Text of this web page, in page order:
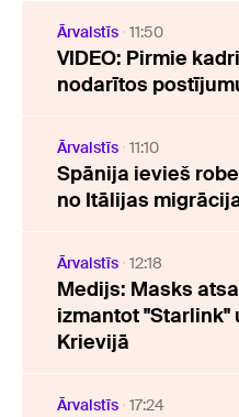
Ārvalstīs 11:50
VIDEO: Pirmie
nodarītos
Ārvalstīs 11:10
Spānija ievieš
no Itālijas
Ārvalstīs 12:18
Medijs: Masks
izmantot "Starlink"
Krievijā
Ārvalstīs 17:24